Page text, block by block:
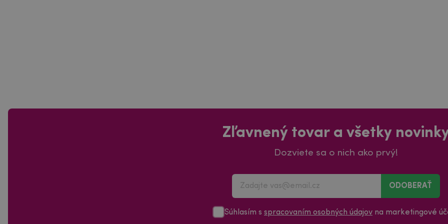
Zľavnený tovar a všetky
Dozviete sa o nich ako prvý!
ODOBERAŤ
Súhlasím s spracovaním osobných údajov na marketingové